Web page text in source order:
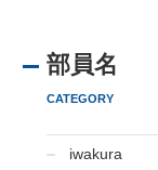
部員名
CATEGORY
iwakura